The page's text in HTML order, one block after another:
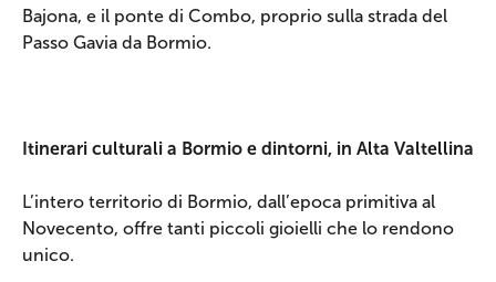
Bajona, e il ponte di Combo, proprio sulla strada del
Passo Gavia da Bormio.
Itinerari culturali a Bormio e dintorni, in Alta Valtellina
L’intero territorio di Bormio, dall’epoca primitiva al
Novecento, offre tanti piccoli gioielli che lo rendono
unico.